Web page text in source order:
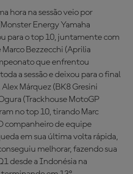
hora na sessão veio por
Energy Yamaha
para o top 10, juntamente com
Bezzecchi (Aprilia
que enfrentou
a sessão e deixou para o final
Márquez (BK8 Gresini
(Trackhouse MotoGP
no top 10, tirando Marc
companheiro de equipe
em sua última volta rápida,
melhorar, fazendo sua
desde a Indonésia na